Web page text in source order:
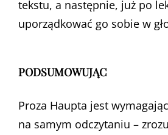
tekstu, a następnie, już po
uporządkować go sobie w
PODSUMOWUJĄC
Proza Haupta jest
na samym odczytaniu –